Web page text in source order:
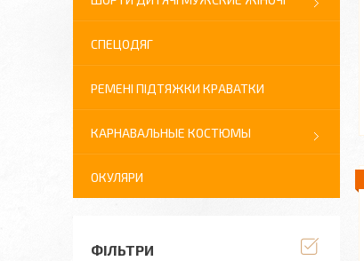
СПЕЦОДЯГ
РЕМЕНІ ПІДТЯЖКИ КРАВАТКИ
КАРНАВАЛЬНЫЕ КОСТЮМЫ
ОКУЛЯРИ
ФІЛЬТРИ